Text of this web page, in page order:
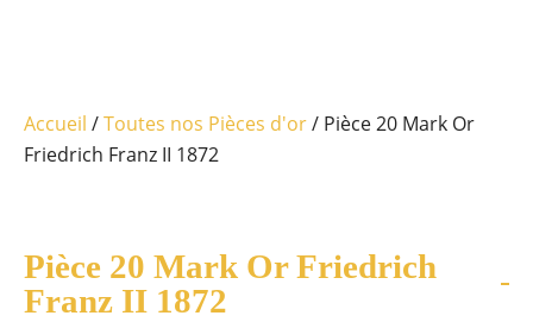
Accueil /Toutes nos Pièces d'or/ Pièce 20 Mark Or
Friedrich Franz II 1872
Pièce 20 Mark Or Friedrich
Franz II 1872